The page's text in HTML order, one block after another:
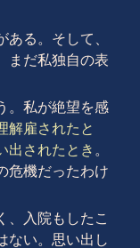
る。そして、
まだ私独自の表
。私が絶望を感
解雇されたと
出されたとき 。
危機だったわけ
、入院もしたこ
ない。思い出し